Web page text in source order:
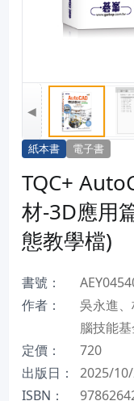
◀
紙本書 電子書
TQC+
材-3D應用
態教學檔)
書號：
作者：
吳永進
腦技能
定價：
720
出版日：
2025/
ISBN：